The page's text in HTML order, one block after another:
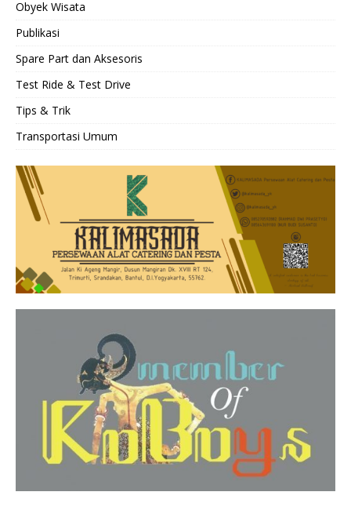
Obyek Wisata
Publikasi
Spare Part dan Aksesoris
Test Ride & Test Drive
Tips & Trik
Transportasi Umum